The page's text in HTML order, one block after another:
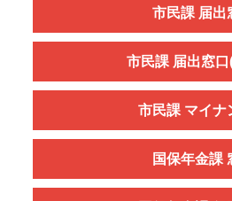
メール通知登録
混雑予想カレンダー
市民課 届出
市民課 届出窓
市民課 マイナ
国保年金課